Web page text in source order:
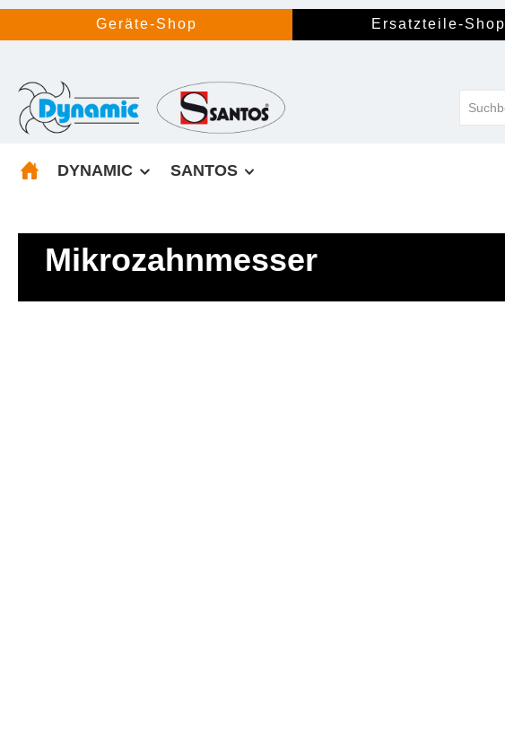
Zur Hauptnavigation springen
Geräte-Shop Ersatzteile-Shop
DYNAMIC SANTOS
Mikrozahnmesser